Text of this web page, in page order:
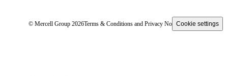
© Mercell Group 2026Terms & Conditions and Privacy NoticeCookie settings